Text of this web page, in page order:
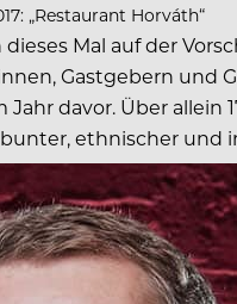
„Restaurant Horváth“
Mal auf der
Gastgebern
davor. Über
bunter, ethnischer